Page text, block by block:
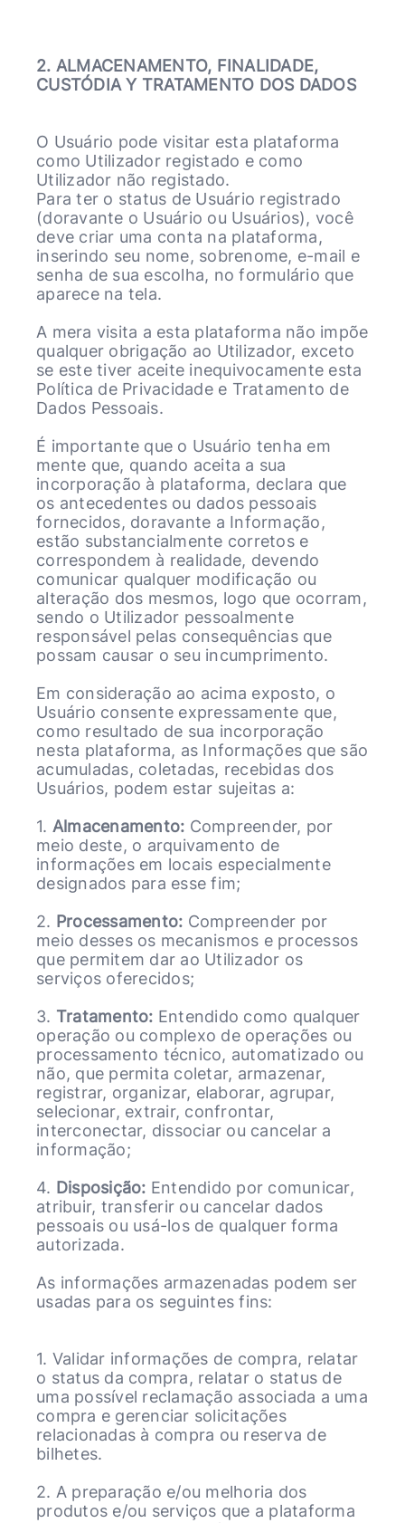
2. ALMACENAMENTO, FINALIDADE,
CUSTÓDIA Y TRATAMENTO DOS DADOS
O Usuário pode visitar esta plataforma
como Utilizador registado e como
Utilizador não registado.
Para ter o status de Usuário registrado
(doravante o Usuário ou Usuários), você
deve criar uma conta na plataforma,
inserindo seu nome, sobrenome, e-mail e
senha de sua escolha, no formulário que
aparece na tela.
A mera visita a esta plataforma não impõe
qualquer obrigação ao Utilizador, exceto
se este tiver aceite inequivocamente esta
Política de Privacidade e Tratamento de
Dados Pessoais.
É importante que o Usuário tenha em
mente que, quando aceita a sua
incorporação à plataforma, declara que
os antecedentes ou dados pessoais
fornecidos, doravante a Informação,
estão substancialmente corretos e
correspondem à realidade, devendo
comunicar qualquer modificação ou
alteração dos mesmos, logo que ocorram,
sendo o Utilizador pessoalmente
responsável pelas consequências que
possam causar o seu incumprimento.
Em consideração ao acima exposto, o
Usuário consente expressamente que,
como resultado de sua incorporação
nesta plataforma, as Informações que são
acumuladas, coletadas, recebidas dos
Usuários, podem estar sujeitas a:
1. Almacenamento: Compreender, por
meio deste, o arquivamento de
informações em locais especialmente
designados para esse fim;
2. Processamento: Compreender por
meio desses os mecanismos e processos
que permitem dar ao Utilizador os
serviços oferecidos;
3. Tratamento: Entendido como qualquer
operação ou complexo de operações ou
processamento técnico, automatizado ou
não, que permita coletar, armazenar,
registrar, organizar, elaborar, agrupar,
selecionar, extrair, confrontar,
interconectar, dissociar ou cancelar a
informação;
4. Disposição: Entendido por comunicar,
atribuir, transferir ou cancelar dados
pessoais ou usá-los de qualquer forma
autorizada.
As informações armazenadas podem ser
usadas para os seguintes fins:
1. Validar informações de compra, relatar
o status da compra, relatar o status de
uma possível reclamação associada a uma
compra e gerenciar solicitações
relacionadas à compra ou reserva de
bilhetes.
2. A preparação e/ou melhoria dos
produtos e/ou serviços que a plataforma